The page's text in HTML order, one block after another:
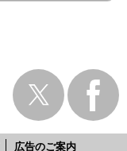
広告のご案内